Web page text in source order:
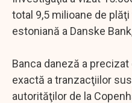
total 9,5 milioane de
estoniană a Danske
Banca daneză a
exactă a tranzacţiilor
autorităţilor de la